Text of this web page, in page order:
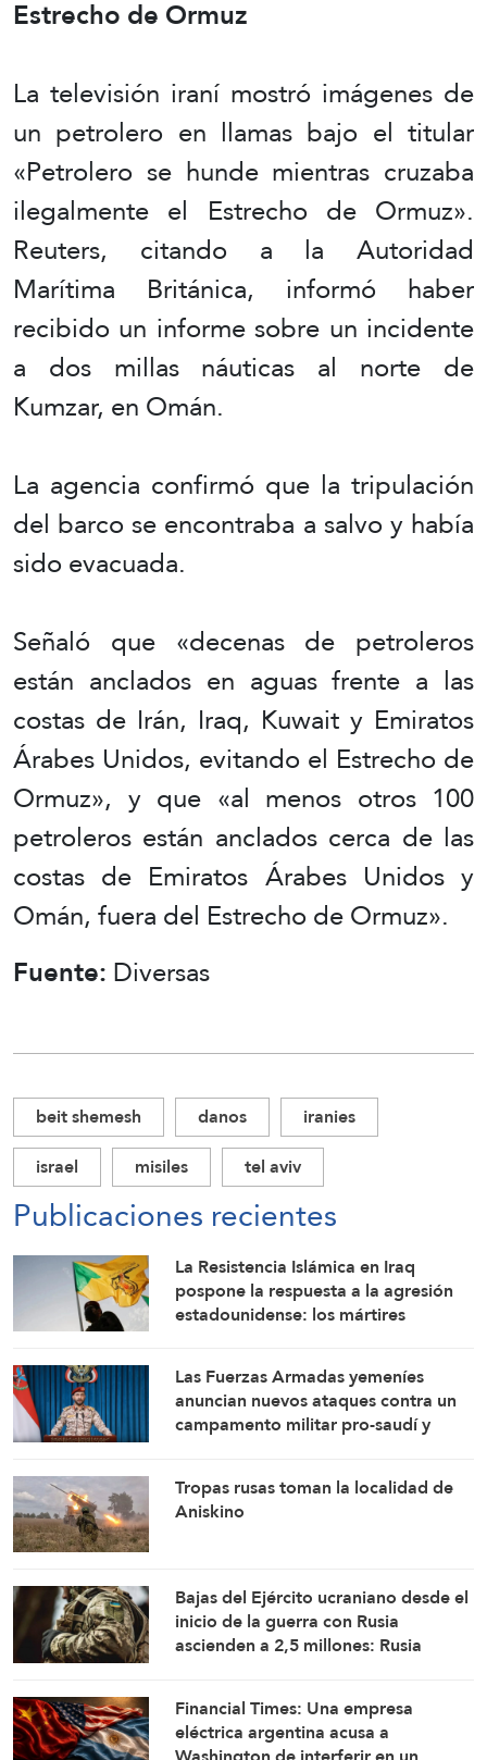
Estrecho de Ormuz
La televisión iraní mostró imágenes de
un petrolero en llamas bajo el titular
«Petrolero se hunde mientras cruzaba
ilegalmente el Estrecho de Ormuz».
Reuters, citando a la Autoridad
Marítima Británica, informó haber
recibido un informe sobre un incidente
a dos millas náuticas al norte de
Kumzar, en Omán.
La agencia confirmó que la tripulación
del barco se encontraba a salvo y había
sido evacuada.
Señaló que «decenas de petroleros
están anclados en aguas frente a las
costas de Irán, Iraq, Kuwait y Emiratos
Árabes Unidos, evitando el Estrecho de
Ormuz», y que «al menos otros 100
petroleros están anclados cerca de las
costas de Emiratos Árabes Unidos y
Omán, fuera del Estrecho de Ormuz».
Fuente:Diversas
beit shemesh danos
iranies
israel
misiles tel aviv
Publicaciones recientes
La Resistencia Islámica en Iraq
pospone la respuesta a la agresión
estadounidense: los mártires
Las Fuerzas Armadas yemeníes
anuncian nuevos ataques contra un
campamento militar pro-saudí y
asedio y escalada por escalada
Tropas rusas toman la localidad de
Aniskino
Bajas del Ejército ucraniano desde el
inicio de la guerra con Rusia
ascienden a 2,5 millones: Rusia
Financial Times: Una empresa
eléctrica argentina acusa a